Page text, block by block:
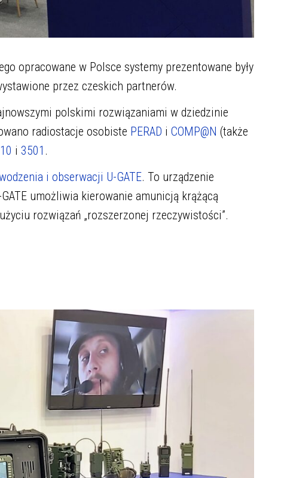
opracowane w Polsce systemy prezentowane były
przez czeskich partnerów.
polskimi rozwiązaniami w dziedzinie
radiostacje osobiste PERAD iCOMP@N (także
i 3501 .
i obserwacji U-GATE. To urządzenie
umożliwia kierowanie amunicją krążącą
rozwiązań „rozszerzonej rzeczywistości”.